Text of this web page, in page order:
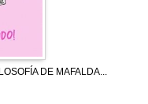
DE MAFALDA...